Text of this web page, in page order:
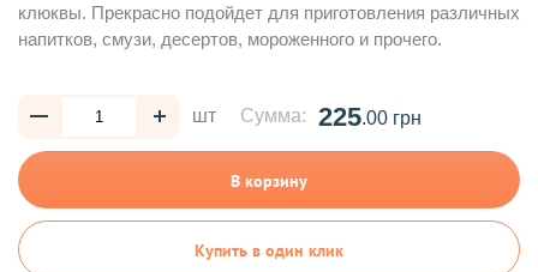
клюквы. Прекрасно подойдет для приготовления различных
напитков, смузи, десертов, мороженного и прочего.
шт Сумма: 225.00 грн
В корзину
Купить в один клик